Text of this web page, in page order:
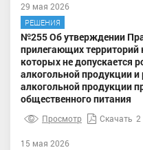
29 мая 2026
РЕШЕНИЯ
№255 Об утверждении
прилегающих территорий
которых не допускается
алкогольной продукции
алкогольной продукции
общественного питания
Просмотр Скачать 2
15 мая 2026